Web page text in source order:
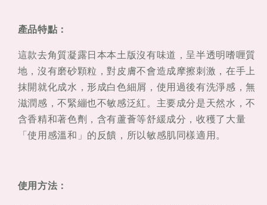
產品特點：
這款去角質凝露日本本土版沒有味道，呈半透明嗜喱質
地，沒有磨砂顆粒，對皮膚不會造成摩擦刺激，在手上
抹開就化成水，形成白色細屑，使用過後有洗淨感，無
滋潤感，不緊繃也不敏感泛紅。主要成分是天然水，不
含香精和著色劑，含有蘆薈等舒緩成分，收穫了大量
「使用感溫和」的反饋，所以敏感肌同樣適用。
使用方法：